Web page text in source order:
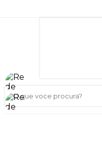
O que voce procura?